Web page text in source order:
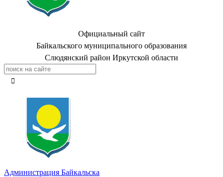
Официальный сайт
Байкальского муниципального образования
Слюдянский район Иркутской области
Администрация Байкальска